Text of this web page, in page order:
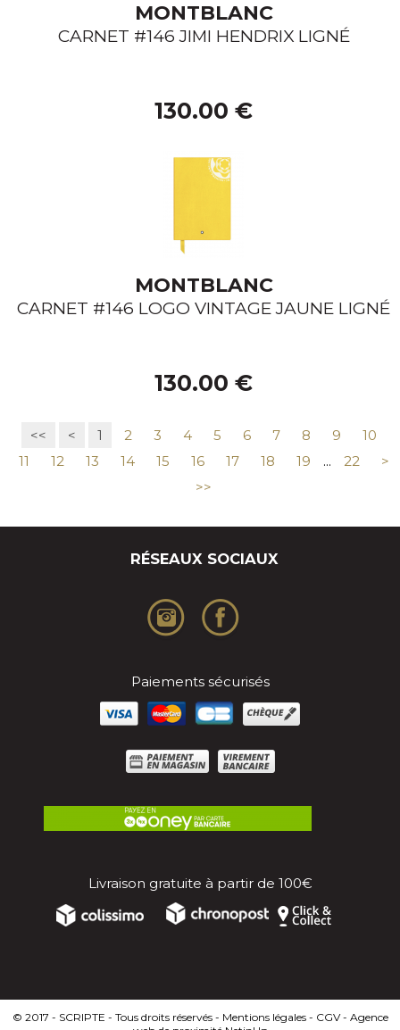
MONTBLANC
CARNET #146 JIMI HENDRIX LIGNÉ
130.00 €
MONTBLANC
CARNET #146 LOGO VINTAGE JAUNE LIGNÉ
130.00 €
<< < 1 2 3 4 5 6 7 8 9
10
11
12 13 14 15 16 17 18 19 ... 22
>
>>
RÉSEAUX SOCIAUX
Paiements sécurisés
Livraison gratuite à partir de 100€
© 2017 - SCRIPTE - Tous droits réservés - Mentions légales- CGV- Agence